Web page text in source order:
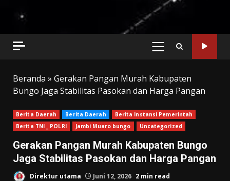
PRIMARY
Beranda » Gerakan Pangan Murah Kabupaten
Bungo Jaga Stabilitas Pasokan dan Harga Pangan
Berita Daerah Berita Daerah
Berita Instansi Pemerintah
Berita TNI _ POLRI
Jambi Muaro bungo Uncategorized
Gerakan Pangan Murah Kabupaten Bungo
Jaga Stabilitas Pasokan dan Harga Pangan
Direktur utama Juni 12, 2026 2 min read